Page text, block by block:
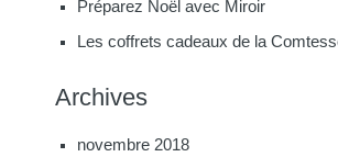
Préparez Noël avec Miroir
Les coffrets cadeaux de la
Archives
novembre 2018